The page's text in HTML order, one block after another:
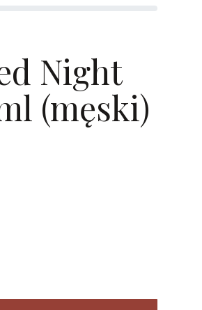
Night
(męski)